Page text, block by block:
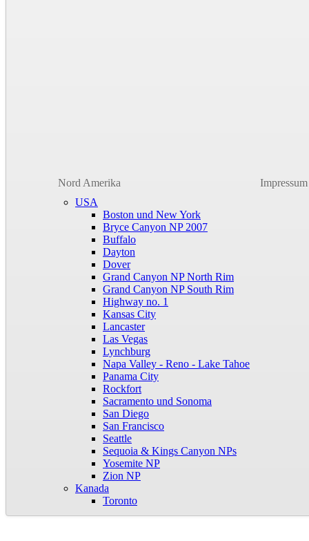
Nord Amerika
USA
Boston und New York
Bryce Canyon NP 2007
Buffalo
Dayton
Dover
Grand Canyon NP North Rim
Grand Canyon NP South Rim
Highway no. 1
Kansas City
Lancaster
Las Vegas
Lynchburg
Napa Valley - Reno - Lake Tahoe
Panama City
Rockfort
Sacramento und Sonoma
San Diego
San Francisco
Seattle
Sequoia & Kings Canyon NPs
Yosemite NP
Zion NP
Kanada
Toronto
Impressum